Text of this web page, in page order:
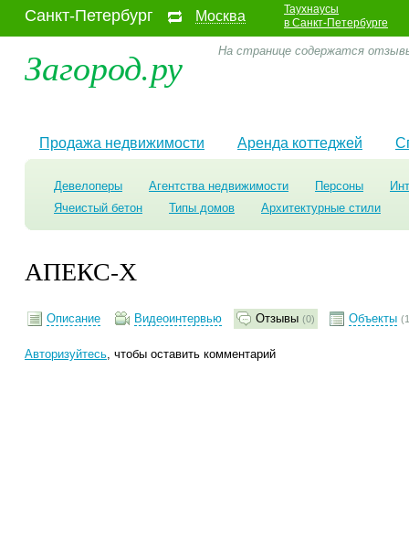
Санкт-Петербург Москва
Таухнаусы
в Санкт-Петербурге
Загород.ру На странице содержатся
Продажа недвижимости Аренда коттеджей
Девелоперы Агентства недвижимости Персоны
Ячеистый бетон
Типы домов Архитектурные стили
АПЕКС-Х
Описание Видеоинтервью Отзывы (0) Объекты
Авторизуйтесь, чтобы оставить комментарий